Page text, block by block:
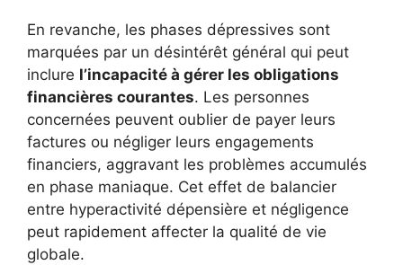
En revanche, les phases dépressives sont
marquées par un désintérêt général qui peut
inclure l’incapacité à gérer les obligations
financières courantes. Les personnes
concernées peuvent oublier de payer leurs
factures ou négliger leurs engagements
financiers, aggravant les problèmes accumulés
en phase maniaque. Cet effet de balancier
entre hyperactivité dépensière et négligence
peut rapidement affecter la qualité de vie
globale.